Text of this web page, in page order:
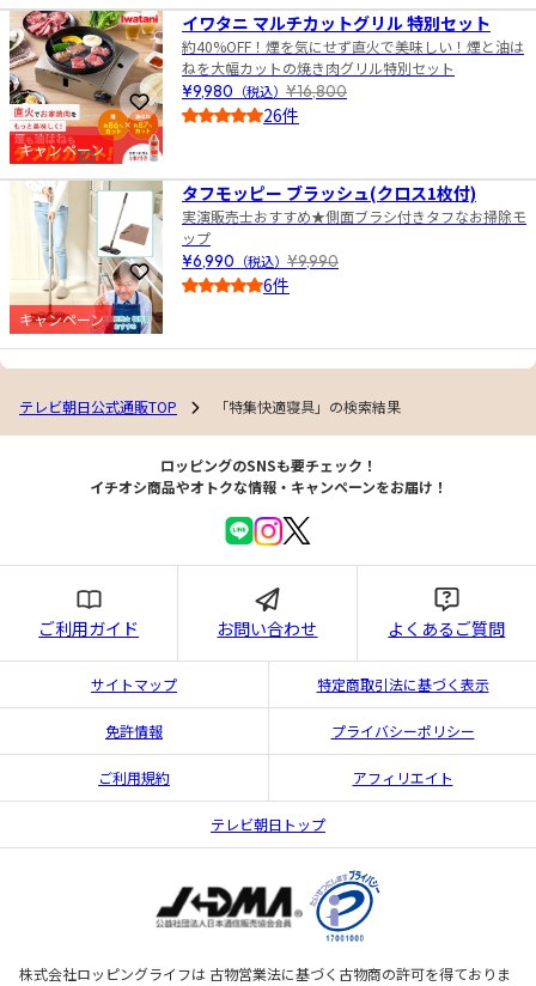
お気に入りに登録
キャンペーン
イワタニ マルチカットグリル 特別セット
約40%OFF！煙を気にせず直火で美味しい！煙と油は
ねを大幅カットの焼き肉グリル特別セット
¥9,980 （税込） ¥16,800
26件
お気に入りに登録
キャンペーン
10
タフモッピー ブラッシュ(クロス1枚付)
実演販売士おすすめ★側面ブラシ付きタフなお掃除モ
ップ
¥6,990 （税込） ¥9,990
6件
テレビ朝日公式通販TOP 「特集快適寝具」の検索結果
ロッピングのSNSも要チェック！
イチオシ商品やオトクな情報・キャンペーンをお届け！
ご利用ガイド お問い合わせ よくあるご質問
サイトマップ 特定商取引法に基づく表示
免許情報 プライバシーポリシー
ご利用規約 アフィリエイト
テレビ朝日トップ
株式会社ロッピングライフは 古物営業法に基づく古物商の許可を得ておりま